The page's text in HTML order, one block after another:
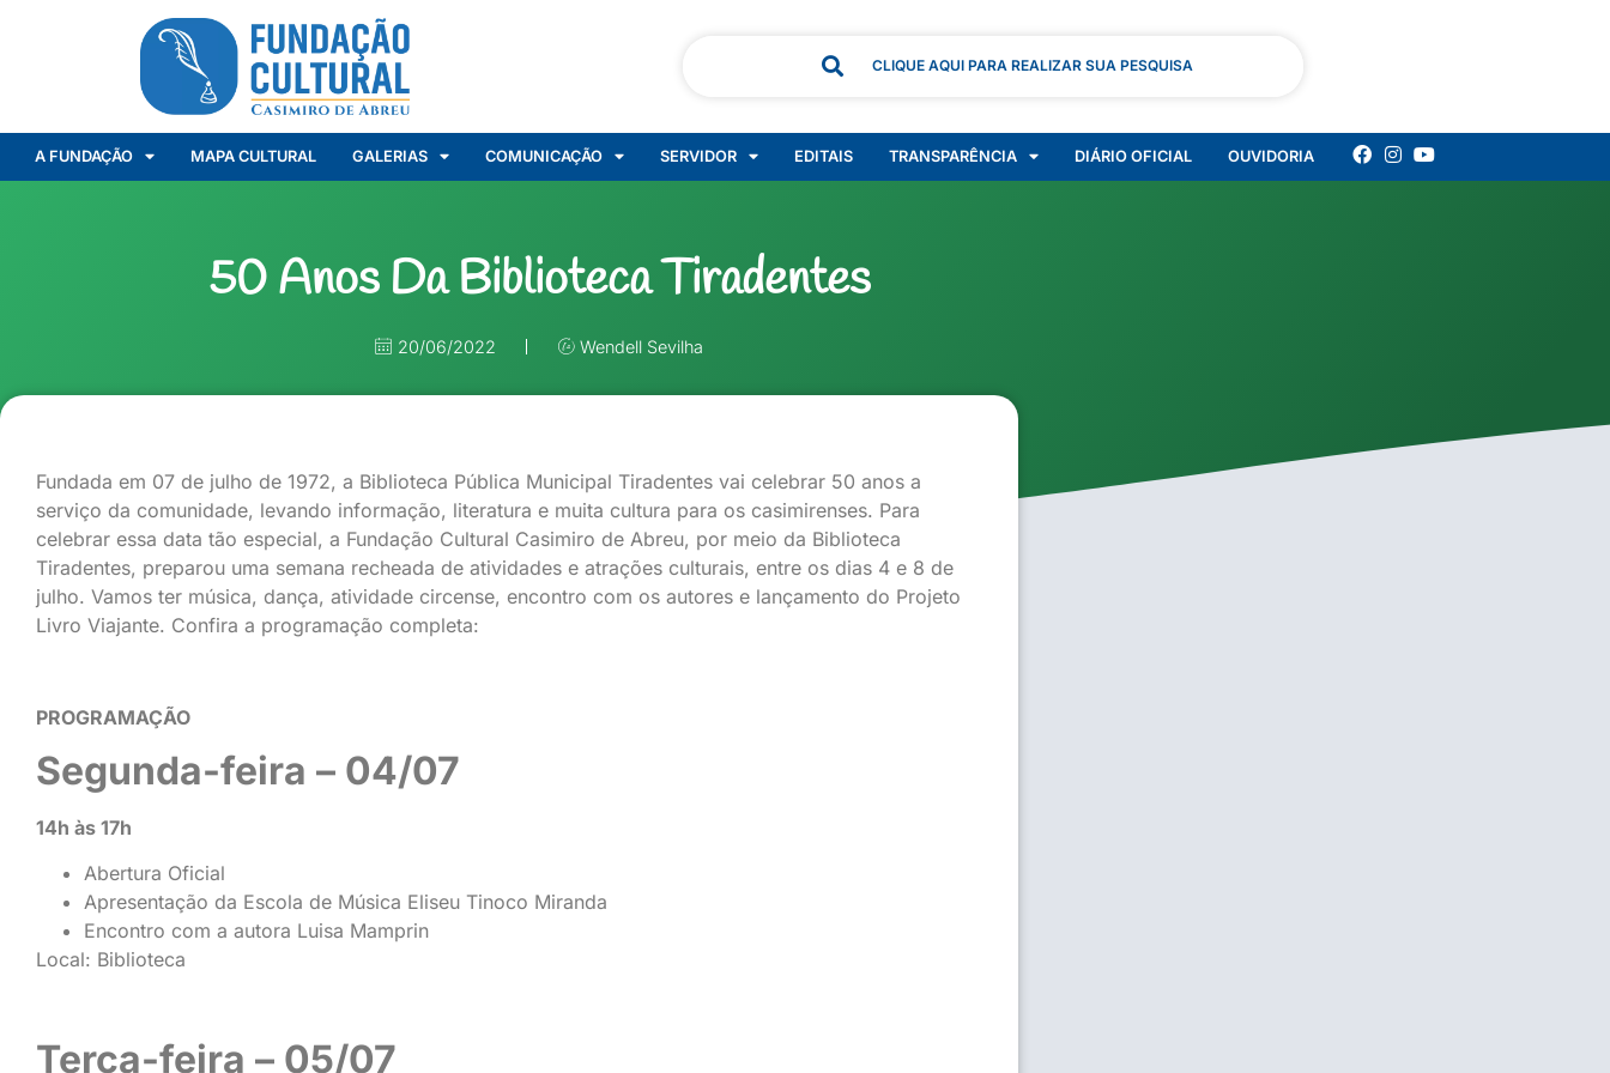
CLIQUE AQUI PARA REALIZAR SUA PESQUISA
A FUNDAÇÃO MAPA CULTURAL GALERIAS COMUNICAÇÃO SERVIDOR EDITAIS TRANSPARÊNCIA DIÁRIO OFICIAL OUVIDORIA
50 Anos Da Biblioteca Tiradentes
20/06/2022 Wendell Sevilha
Fundada em 07 de julho de 1972, a Biblioteca Pública Municipal Tiradentes vai celebrar 50 anos a
serviço da comunidade, levando informação, literatura e muita cultura para os casimirenses. Para
celebrar essa data tão especial, a Fundação Cultural Casimiro de Abreu, por meio da Biblioteca
Tiradentes, preparou uma semana recheada de atividades e atrações culturais, entre os dias 4 e 8 de
julho. Vamos ter música, dança, atividade circense, encontro com os autores e lançamento do Projeto
Livro Viajante. Confira a programação completa:
PROGRAMAÇÃO
Segunda-feira – 04/07
14h às 17h
Abertura Oficial
Apresentação da Escola de Música Eliseu Tinoco Miranda
Encontro com a autora Luisa Mamprin
Local: Biblioteca
Terça-feira – 05/07